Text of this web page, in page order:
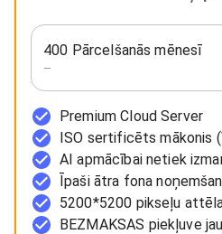
400 Pārcelšanās mēnesī
—
Premium Cloud Server
ISO sertificēts mākonis
AI apmācībai netiek
Īpaši ātra fona
5200*5200 pikseļu
BEZMAKSAS piekļuve